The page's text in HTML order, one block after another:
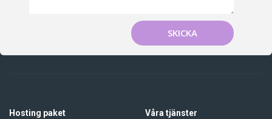
SKICKA
Hosting paket Våra tjänster